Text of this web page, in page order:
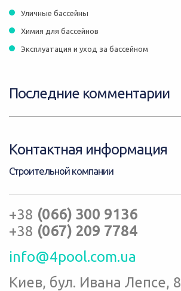
Уличные бассейны
Химия для бассейнов
Эксплуатация и уход за бассейном
Последние комментарии
Контактная информация
Строительной компании
+38 (066) 300 9136
+38 (067) 209 7784
info@4pool.com.ua
Киев, бул. Ивана Лепсе, 8